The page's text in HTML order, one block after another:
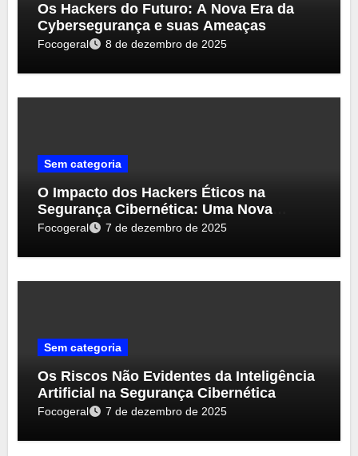
Os Hackers do Futuro: A Nova Era da
Cybersegurança e suas Ameaças
Focogeral 8 de dezembro de 2025
Sem categoria
O Impacto dos Hackers Éticos na
Segurança Cibernética: Uma Nova
Perspectiva
Focogeral 7 de dezembro de 2025
Sem categoria
Os Riscos Não Evidentes da Inteligência
Artificial na Segurança Cibernética
Focogeral 7 de dezembro de 2025